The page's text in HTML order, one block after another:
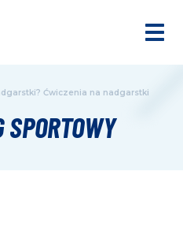
Ćwiczenia na nadgarstki
SPORTOWY